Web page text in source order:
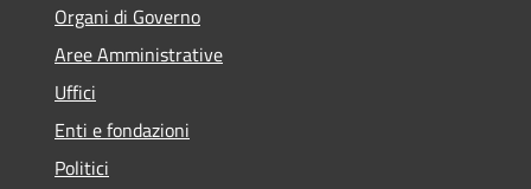
Organi di Governo
Aree Amministrative
Uffici
Enti e fondazioni
Politici